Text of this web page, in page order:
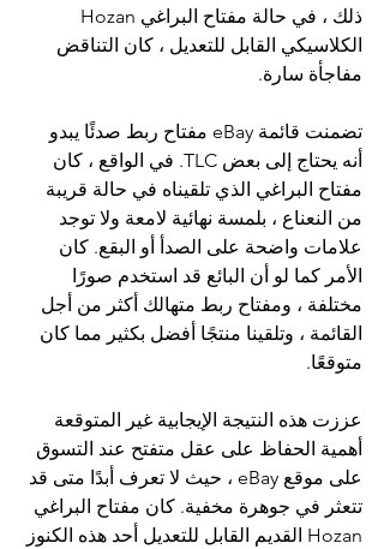
الكلاسيكي القابل للتعديل ، كان التناقض
مفاجأة سارة.
تضمنت قائمة eBay مفتاح ربط صدئًا يبدو
أنه يحتاج إلى بعض TLC. في الواقع ، كان
مفتاح البراغي الذي تلقيناه في حالة قريبة
من النعناع ، بلمسة نهائية لامعة ولا توجد
علامات واضحة على الصدأ أو البقع. كان
الأمر كما لو أن البائع قد استخدم صورًا
مختلفة ، ومفتاح ربط متهالك أكثر من أجل
القائمة ، وتلقينا منتجًا أفضل بكثير مما كان
متوقعًا.
عززت هذه النتيجة الإيجابية غير المتوقعة
أهمية الحفاظ على عقل متفتح عند التسوق
على موقع eBay ، حيث لا تعرف أبدًا متى قد
تتعثر في جوهرة مخفية. كان مفتاح البراغي
Hozan القديم القابل للتعديل أحد هذه الكنوز